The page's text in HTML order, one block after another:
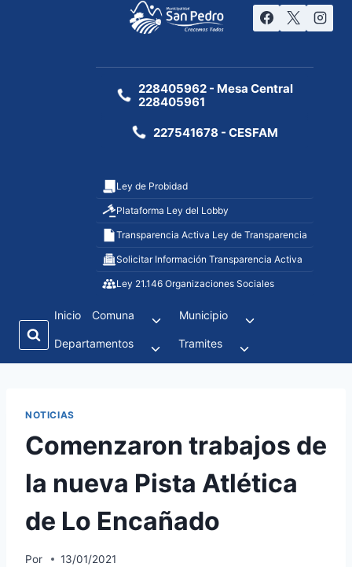
228405962 - Mesa Central
228405961
227541678 - CESFAM
Ley de Probidad
Plataforma Ley del Lobby
Transparencia Activa Ley de Transparencia
Solicitar Información Transparencia Activa
Ley 21.146 Organizaciones Sociales
Inicio Comuna Municipio
Departamentos Tramites
NOTICIAS
Comenzaron trabajos de
la nueva Pista Atlética
de Lo Encañado
Por 13/01/2021